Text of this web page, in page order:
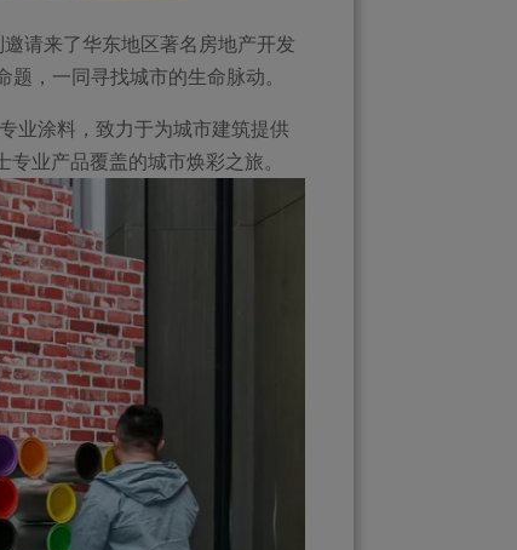
请来了华东地区著名房地产开发
，一同寻找城市的生命脉动。
业涂料，致力于为城市建筑提供
业产品覆盖的城市焕彩之旅。